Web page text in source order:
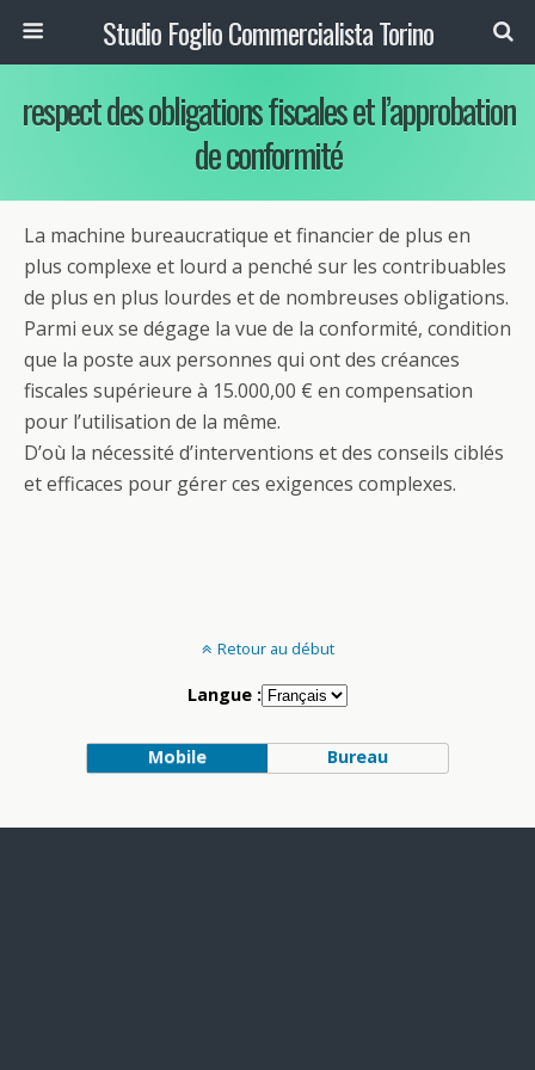
Studio Foglio Commercialista Torino
respect des obligations fiscales et l’approbation
de conformité
La machine bureaucratique et financier de plus en
plus complexe et lourd a penché sur les contribuables
de plus en plus lourdes et de nombreuses obligations.
Parmi eux se dégage la vue de la conformité, condition
que la poste aux personnes qui ont des créances
fiscales supérieure à 15.000,00 € en compensation
pour l’utilisation de la même.
D’où la nécessité d’interventions et des conseils ciblés
et efficaces pour gérer ces exigences complexes.
Retour au début
Langue :
Mobile Bureau